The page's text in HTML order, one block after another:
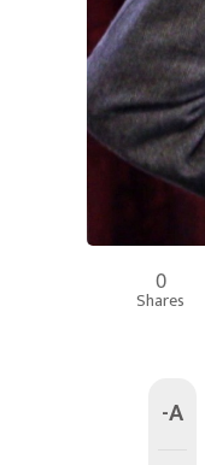
0
Shares
-A